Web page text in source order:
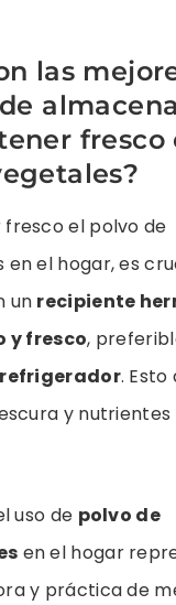
las
fresco
el polvo de
el hogar, es
un recipiente
y fresco,
. Esto
y nutrientes
uso de polvo de
en el hogar
y práctica de